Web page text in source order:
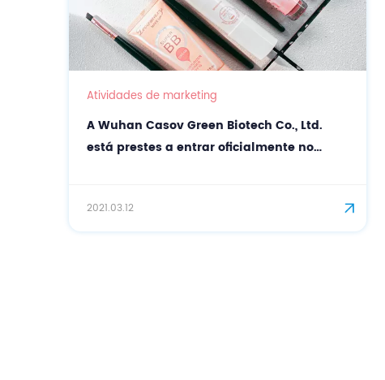
Atividades de marketing
A Wuhan Casov Green Biotech Co., Ltd.
está prestes a entrar oficialmente no
2021.03.12